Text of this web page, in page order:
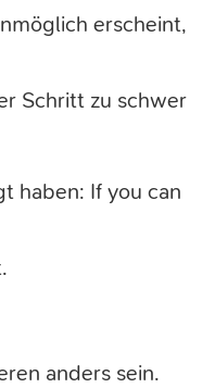
erscheint,
Schritt zu schwer
haben: If you can
anders sein.